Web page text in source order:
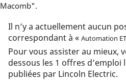
Macomb".
Il n’y a actuellement aucun
correspondant à « Automation
Pour vous assister au mieux,
dessous les 1 offres d’emploi
publiées par Lincoln Electric.